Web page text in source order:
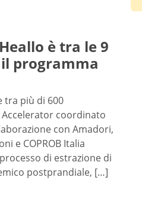
è tra le 9
programma
tra più di 600
coordinato
con Amadori,
e COPROB Italia
di estrazione di
postprandiale, […]